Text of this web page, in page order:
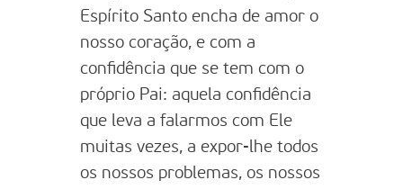
Espírito Santo encha de amor o
nosso coração, e com a
confidência que se tem com o
próprio Pai: aquela confidência
que leva a falarmos com Ele
muitas vezes, a expor-lhe todos
os nossos problemas, os nossos